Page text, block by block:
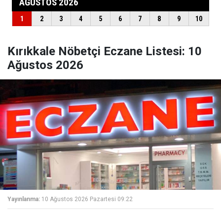
Kırıkkale Nöbetçi Eczane Listesi: 10
Ağustos 2026
Yayınlanma: 10 Ağustos 2026 Pazartesi 09:22